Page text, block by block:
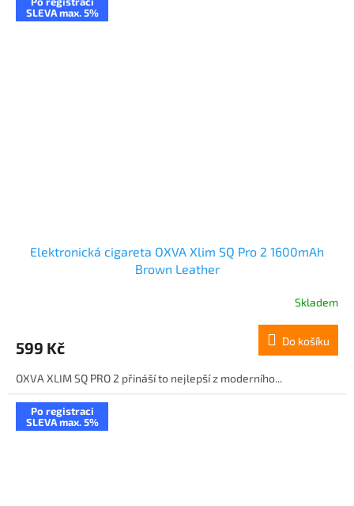
SLEVA max. 5%
Elektronická cigareta OXVA Xlim SQ Pro 2 1600mAh
Brown Leather
Skladem
599 Kč Do košíku
OXVA XLIM SQ PRO 2 přináší to nejlepší z moderního...
Po registraci
SLEVA max. 5%